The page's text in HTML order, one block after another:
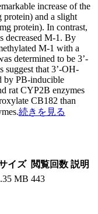
increase of the
protein) and a slight
protein). In contrast,
decreased M-1. By
M-1 with a
determined to be 3ʼ-
suggest that 3ʼ-OH-
by PB-inducible
rat CYP2B enzymes
CB182 than
続きを見る
イズ 閲覧回数 説明
MB 443